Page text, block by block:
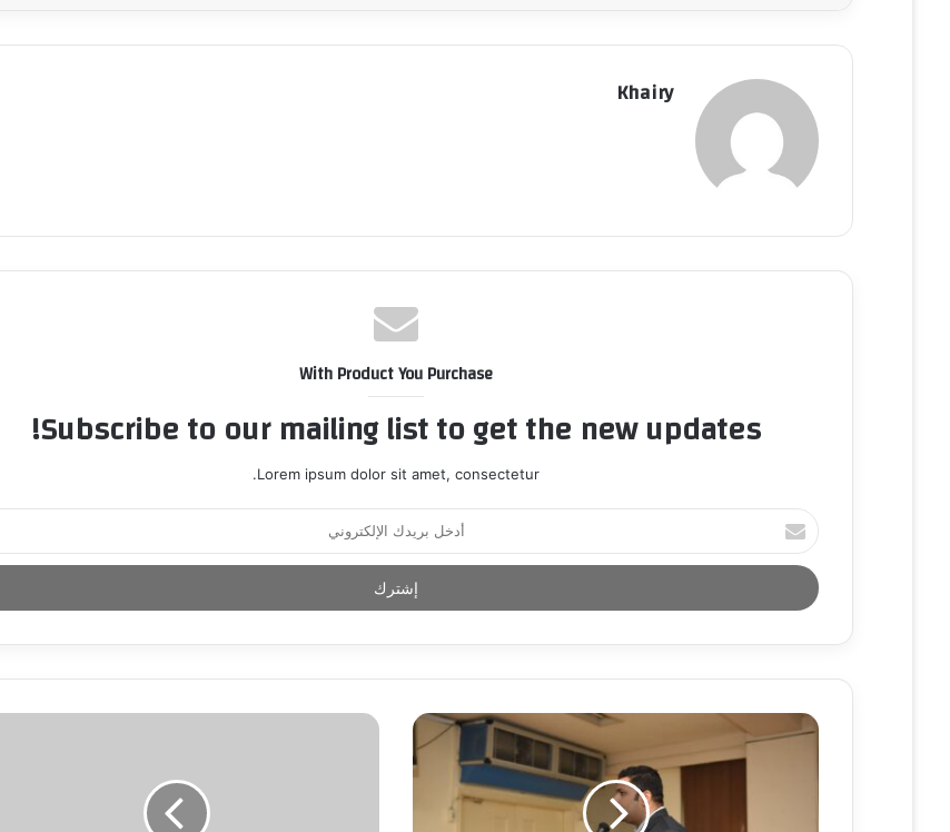
Khairy
With Product You Purchase
Subscribe to our mailing list to get the new updates!
Lorem ipsum dolor sit amet, consectetur.
أ
د
خ
ل
د
ا